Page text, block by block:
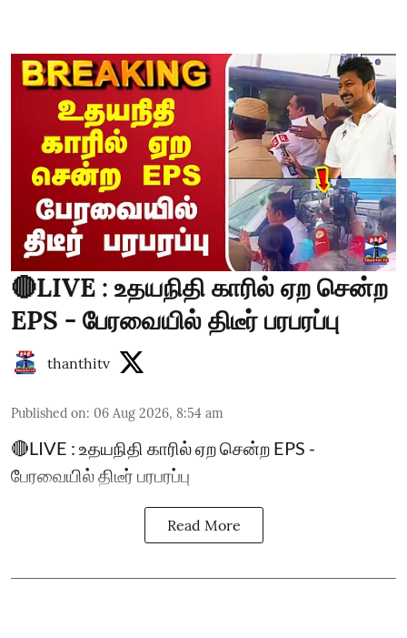
🔴LIVE : உதயநிதி காரில் ஏற சென்ற
EPS - பேரவையில் திடீர் பரபரப்பு
thanthitv
Published on: 06 Aug 2026, 8:54 am
🔴LIVE : உதயநிதி காரில் ஏற சென்ற EPS -
பேரவையில் திடீர் பரபரப்பு
Read More